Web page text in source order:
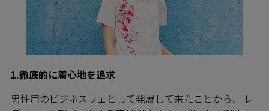
1.徹底的に着心地を追求
男性用のビジネスウェとして発展して来たことから、 レ